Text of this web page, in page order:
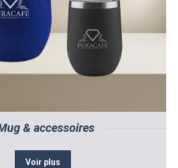
& accessoires
Voir plus